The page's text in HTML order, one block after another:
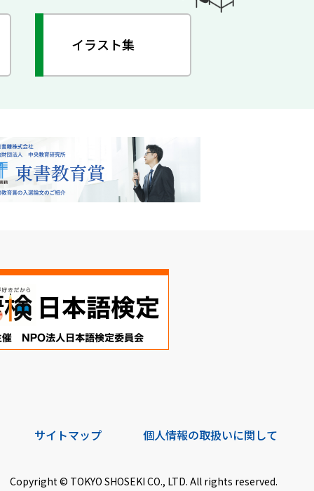
イラスト集
サイトマップ 個人情報の取扱いに関して
Copyright © TOKYO SHOSEKI CO., LTD. All rights reserved.